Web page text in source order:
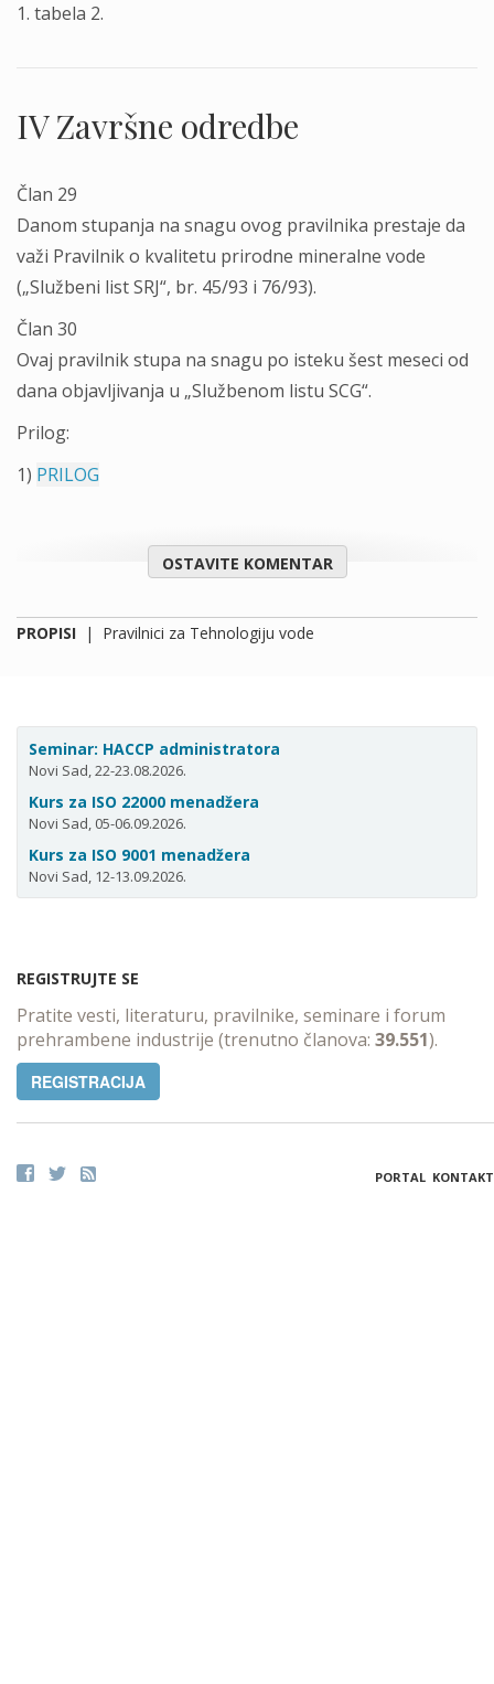
1. tabela 2.
IV Završne odredbe
Član 29
Danom stupanja na snagu ovog pravilnika prestaje da
važi Pravilnik o kvalitetu prirodne mineralne vode
(„Službeni list SRJ“, br. 45/93 i 76/93).
Član 30
Ovaj pravilnik stupa na snagu po isteku šest meseci od
dana objavljivanja u „Službenom listu SCG“.
Prilog:
1) PRILOG
OSTAVITE KOMENTAR
PROPISI | Pravilnici za Tehnologiju vode
Seminar: HACCP administratora
Novi Sad, 22-23.08.2026.
Kurs za ISO 22000 menadžera
Novi Sad, 05-06.09.2026.
Kurs za ISO 9001 menadžera
Novi Sad, 12-13.09.2026.
REGISTRUJTE SE
Pratite vesti, literaturu, pravilnike, seminare i forum
prehrambene industrije (trenutno članova: 39.551).
REGISTRACIJA
PORTAL KONTAKT